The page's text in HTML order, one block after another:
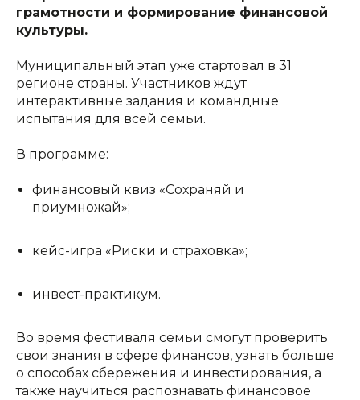
грамотности и формирование финансовой
культуры.
Муниципальный этап уже стартовал в 31
регионе страны. Участников ждут
интерактивные задания и командные
испытания для всей семьи.
В программе:
финансовый квиз «Сохраняй и
приумножай»;
кейс-игра «Риски и страховка»;
инвест-практикум.
Во время фестиваля семьи смогут проверить
свои знания в сфере финансов, узнать больше
о способах сбережения и инвестирования, а
также научиться распознавать финансовое